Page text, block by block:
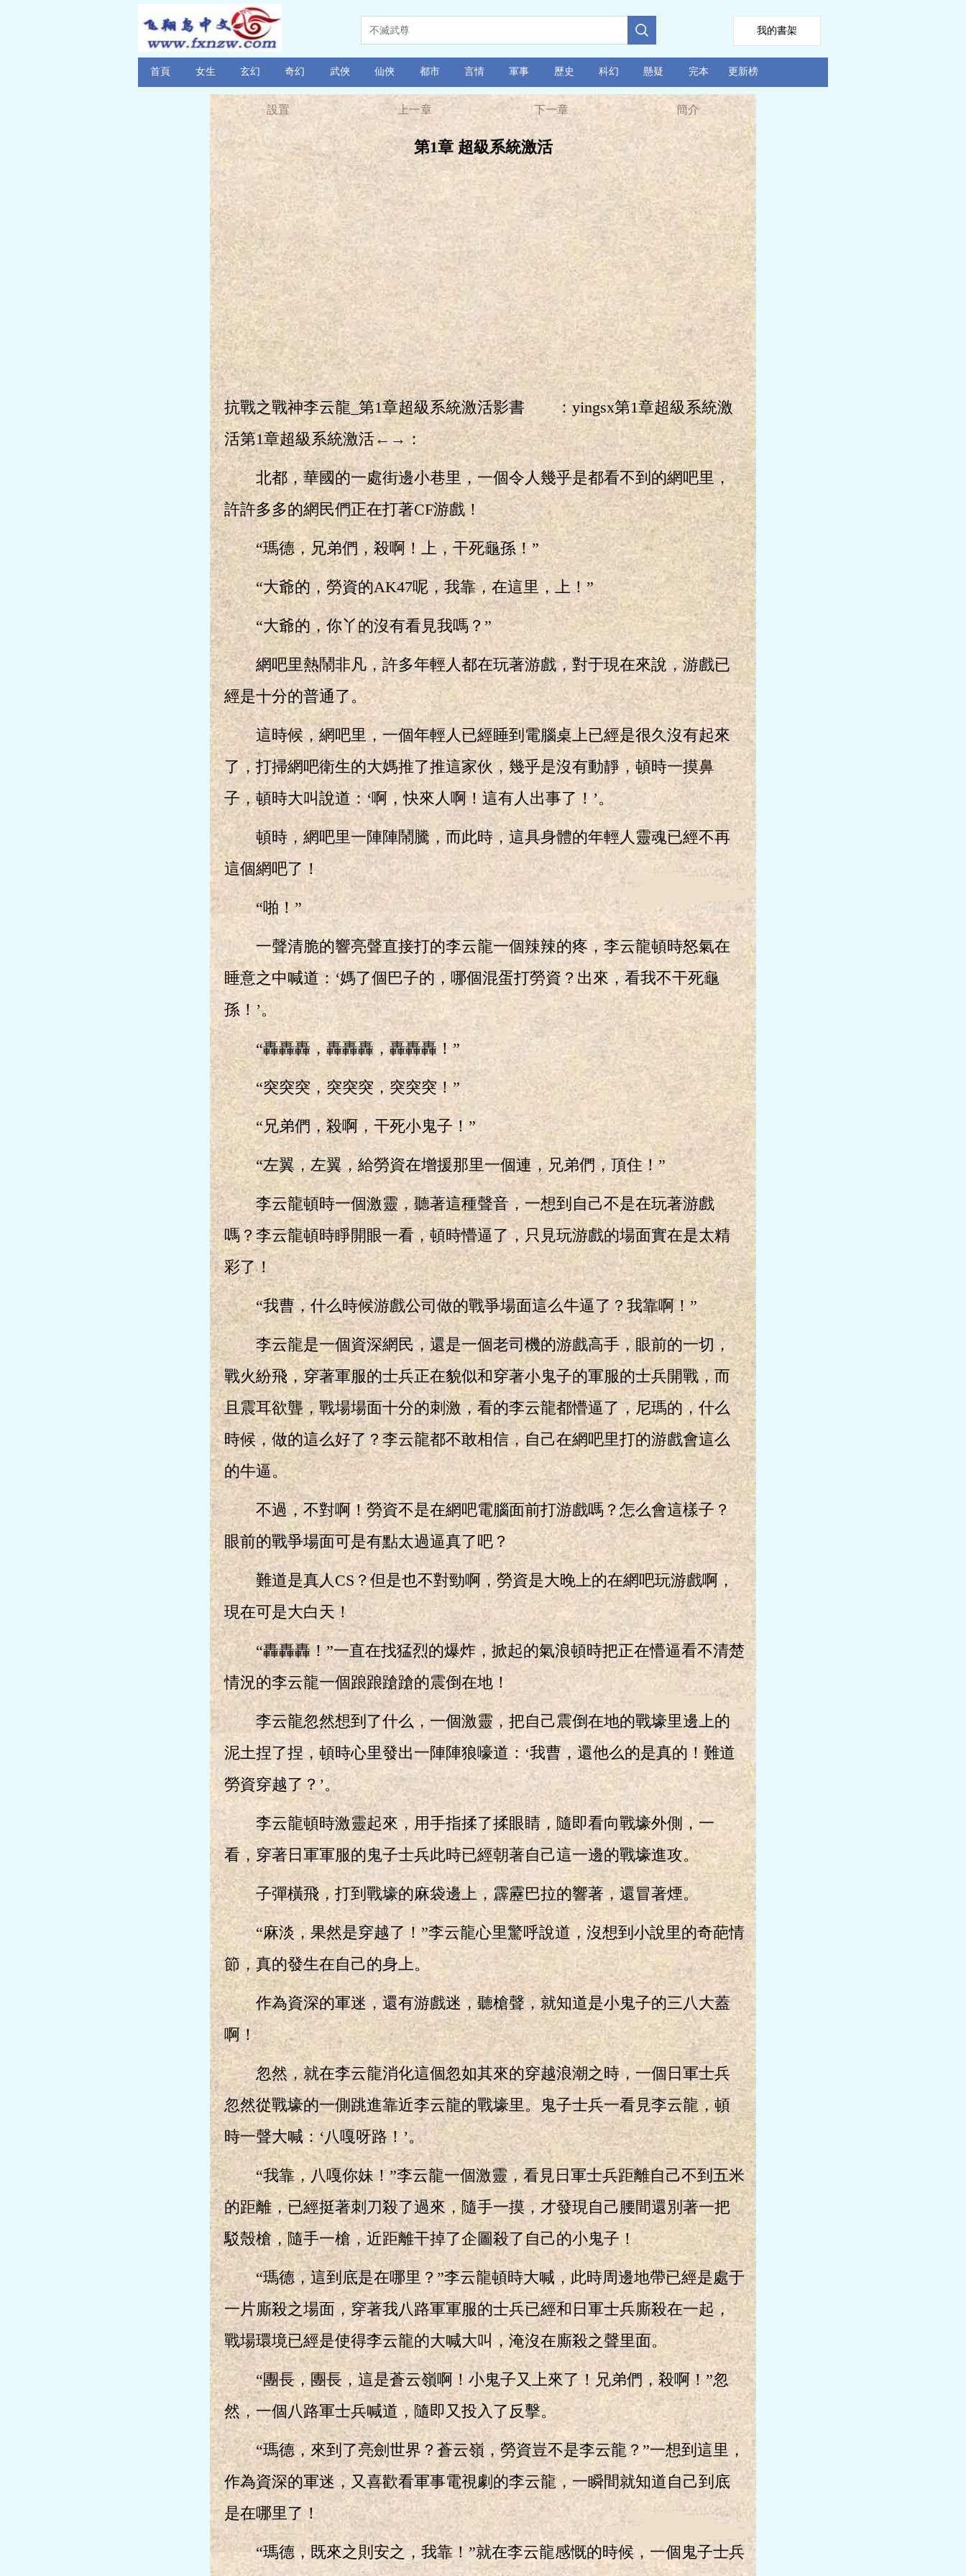
我的書架
首頁 女生 玄幻 奇幻 武俠 仙俠 都市 言情 軍事 歷史 科幻 懸疑 完本 更新榜
設置 上一章 下一章 簡介
第1章 超級系統激活
抗戰之戰神李云龍_第1章超級系統激活影書 ：yingsx第1章超級系統激
活第1章超級系統激活←→：
北都，華國的一處街邊小巷里，一個令人幾乎是都看不到的網吧里，
許許多多的網民們正在打著CF游戲！
“瑪德，兄弟們，殺啊！上，干死龜孫！”
“大爺的，勞資的AK47呢，我靠，在這里，上！”
“大爺的，你丫的沒有看見我嗎？”
網吧里熱鬧非凡，許多年輕人都在玩著游戲，對于現在來說，游戲已
經是十分的普通了。
這時候，網吧里，一個年輕人已經睡到電腦桌上已經是很久沒有起來
了，打掃網吧衛生的大媽推了推這家伙，幾乎是沒有動靜，頓時一摸鼻
子，頓時大叫說道：‘啊，快來人啊！這有人出事了！’。
頓時，網吧里一陣陣鬧騰，而此時，這具身體的年輕人靈魂已經不再
這個網吧了！
“啪！”
一聲清脆的響亮聲直接打的李云龍一個辣辣的疼，李云龍頓時怒氣在
睡意之中喊道：‘媽了個巴子的，哪個混蛋打勞資？出來，看我不干死龜
孫！’。
“轟轟轟，轟轟轟，轟轟轟！”
“突突突，突突突，突突突！”
“兄弟們，殺啊，干死小鬼子！”
“左翼，左翼，給勞資在增援那里一個連，兄弟們，頂住！”
李云龍頓時一個激靈，聽著這種聲音，一想到自己不是在玩著游戲
嗎？李云龍頓時睜開眼一看，頓時懵逼了，只見玩游戲的場面實在是太精
彩了！
“我曹，什么時候游戲公司做的戰爭場面這么牛逼了？我靠啊！”
李云龍是一個資深網民，還是一個老司機的游戲高手，眼前的一切，
戰火紛飛，穿著軍服的士兵正在貌似和穿著小鬼子的軍服的士兵開戰，而
且震耳欲聾，戰場場面十分的刺激，看的李云龍都懵逼了，尼瑪的，什么
時候，做的這么好了？李云龍都不敢相信，自己在網吧里打的游戲會這么
的牛逼。
不過，不對啊！勞資不是在網吧電腦面前打游戲嗎？怎么會這樣子？
眼前的戰爭場面可是有點太過逼真了吧？
難道是真人CS？但是也不對勁啊，勞資是大晚上的在網吧玩游戲啊，
現在可是大白天！
“轟轟轟！”一直在找猛烈的爆炸，掀起的氣浪頓時把正在懵逼看不清楚
情況的李云龍一個踉踉蹌蹌的震倒在地！
李云龍忽然想到了什么，一個激靈，把自己震倒在地的戰壕里邊上的
泥土捏了捏，頓時心里發出一陣陣狼嚎道：‘我曹，還他么的是真的！難道
勞資穿越了？’。
李云龍頓時激靈起來，用手指揉了揉眼睛，隨即看向戰壕外側，一
看，穿著日軍軍服的鬼子士兵此時已經朝著自己這一邊的戰壕進攻。
子彈橫飛，打到戰壕的麻袋邊上，霹靂巴拉的響著，還冒著煙。
“麻淡，果然是穿越了！”李云龍心里驚呼說道，沒想到小說里的奇葩情
節，真的發生在自己的身上。
作為資深的軍迷，還有游戲迷，聽槍聲，就知道是小鬼子的三八大蓋
啊！
忽然，就在李云龍消化這個忽如其來的穿越浪潮之時，一個日軍士兵
忽然從戰壕的一側跳進靠近李云龍的戰壕里。鬼子士兵一看見李云龍，頓
時一聲大喊：‘八嘎呀路！’。
“我靠，八嘎你妹！”李云龍一個激靈，看見日軍士兵距離自己不到五米
的距離，已經挺著刺刀殺了過來，隨手一摸，才發現自己腰間還別著一把
駁殼槍，隨手一槍，近距離干掉了企圖殺了自己的小鬼子！
“瑪德，這到底是在哪里？”李云龍頓時大喊，此時周邊地帶已經是處于
一片廝殺之場面，穿著我八路軍軍服的士兵已經和日軍士兵廝殺在一起，
戰場環境已經是使得李云龍的大喊大叫，淹沒在廝殺之聲里面。
“團長，團長，這是蒼云嶺啊！小鬼子又上來了！兄弟們，殺啊！”忽
然，一個八路軍士兵喊道，隨即又投入了反擊。
“瑪德，來到了亮劍世界？蒼云嶺，勞資豈不是李云龍？”一想到這里，
作為資深的軍迷，又喜歡看軍事電視劇的李云龍，一瞬間就知道自己到底
是在哪里了！
“瑪德，既來之則安之，我靠！”就在李云龍感慨的時候，一個鬼子士兵